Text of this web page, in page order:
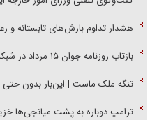
هشدار تداوم بارش‌های تابستانه و رعدوبرق در ۴
بازتاب روزنامه جوان ۱۵ مرداد در شبکه خبر
تنگه ملک ماست | این‌بار بدون حتی
ترامپ دوباره به پشت میانجی‌ها